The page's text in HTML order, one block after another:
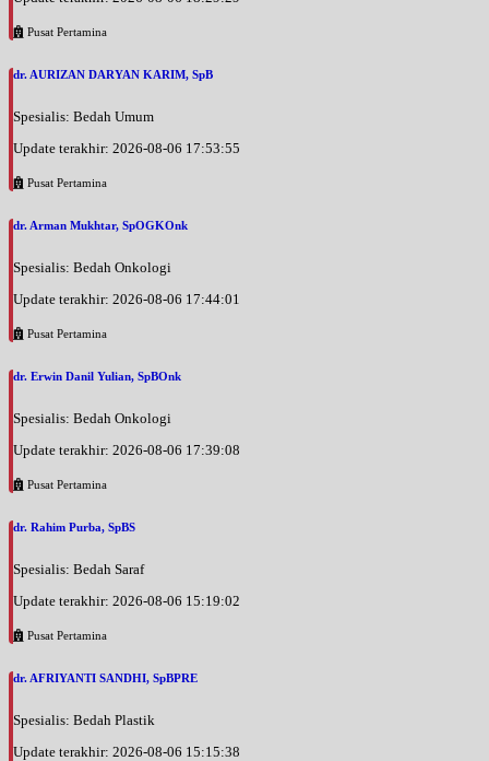
Pusat Pertamina
dr. AURIZAN DARYAN KARIM, SpB
Spesialis: Bedah Umum
Update terakhir: 2026-08-06 17:53:55
Pusat Pertamina
dr. Arman Mukhtar, SpOGKOnk
Spesialis: Bedah Onkologi
Update terakhir: 2026-08-06 17:44:01
Pusat Pertamina
dr. Erwin Danil Yulian, SpBOnk
Spesialis: Bedah Onkologi
Update terakhir: 2026-08-06 17:39:08
Pusat Pertamina
dr. Rahim Purba, SpBS
Spesialis: Bedah Saraf
Update terakhir: 2026-08-06 15:19:02
Pusat Pertamina
dr. AFRIYANTI SANDHI, SpBPRE
Spesialis: Bedah Plastik
Update terakhir: 2026-08-06 15:15:38